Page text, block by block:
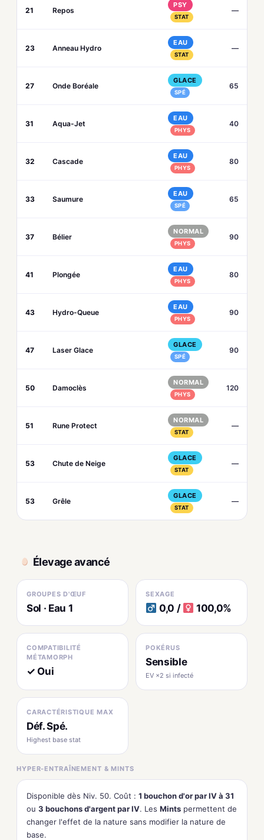
21 Repos
PSY
STAT
—
23 Anneau Hydro
EAU
STAT
—
27 Onde Boréale
GLACE
SPÉ
65
31 Aqua-Jet
EAU
PHYS
40
32 Cascade
EAU
PHYS
80
33 Saumure
EAU
SPÉ
65
37 Bélier
NORMAL
PHYS
90
41 Plongée
EAU
PHYS
80
43 Hydro-Queue
EAU
PHYS
90
47 Laser Glace
GLACE
SPÉ
90
50 Damoclès
NORMAL
PHYS
120
51 Rune Protect
NORMAL
STAT
—
53 Chute de Neige
GLACE
STAT
—
53 Grêle
GLACE
STAT
—
Élevage avancé
GROUPES D'ŒUF
Sol · Eau 1
SEXAGE
0,0 / 100,0%
COMPATIBILITÉ
MÉTAMORPH
✓ Oui
POKÉRUS
Sensible
EV ×2 si infecté
CARACTÉRISTIQUE MAX
Déf. Spé.
Highest base stat
HYPER-ENTRAÎNEMENT & MINTS
Disponible dès Niv. 50. Coût : 1 bouchon d'or par IV à 31
ou 3 bouchons d'argent par IV. Les Mints permettent de
changer l'effet de la nature sans modifier la nature de
base.